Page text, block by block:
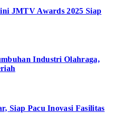
JMTV Awards 2025 Siap
Industri Olahraga,
Siap Pacu Inovasi Fasilitas